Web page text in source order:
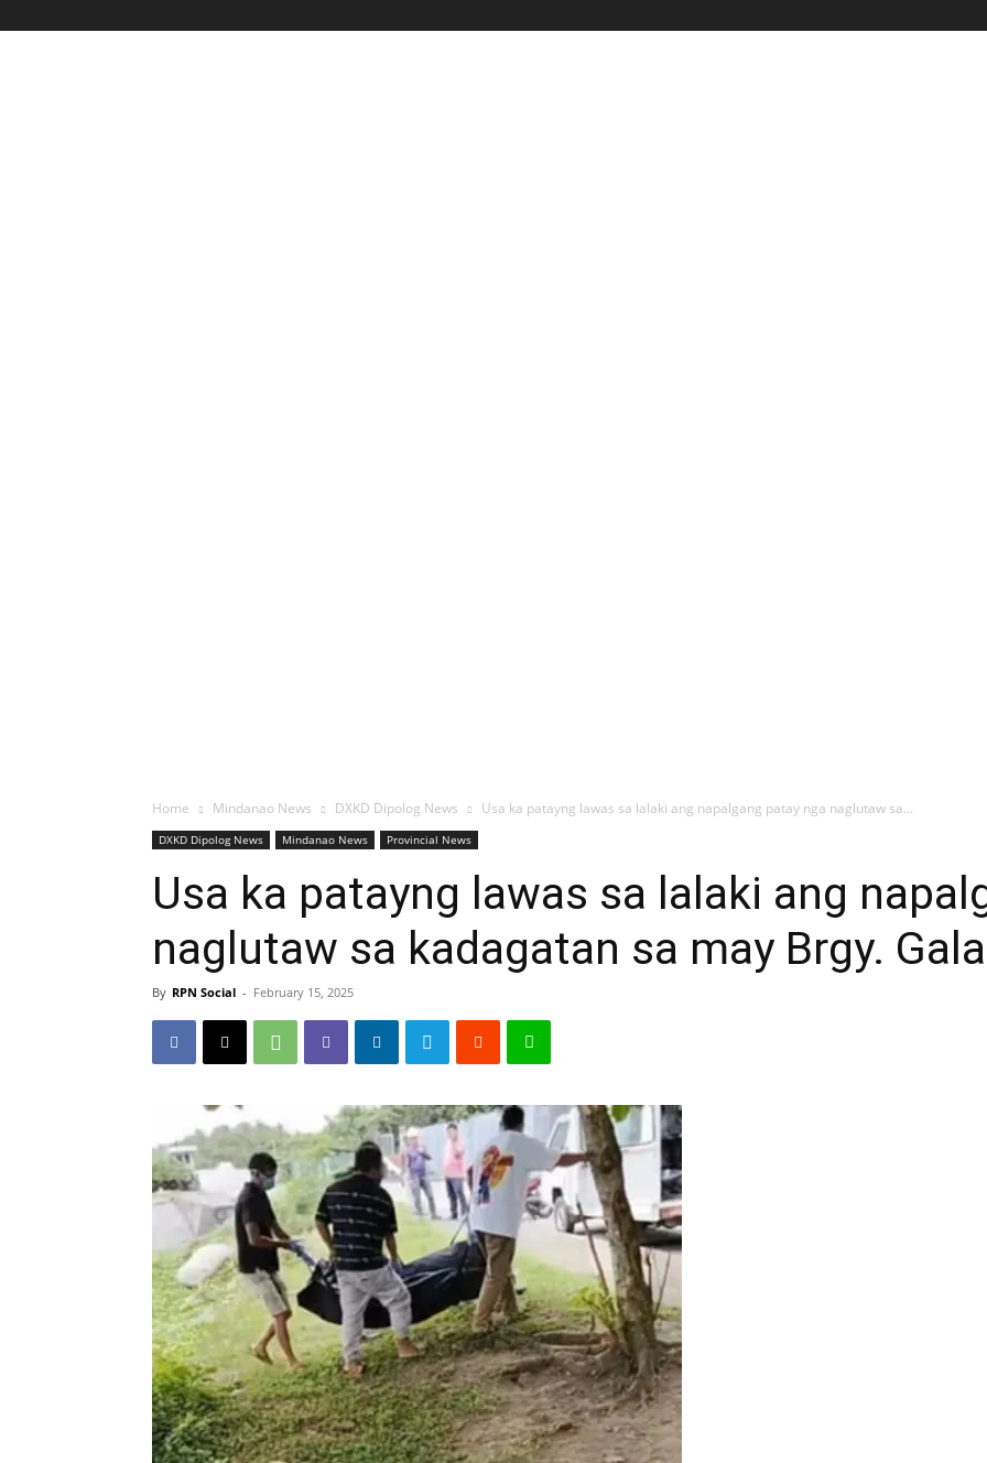
Home Mindanao News DXKD Dipolog News Usa ka patayng lawas sa lalaki ang napalgang patay nga naglutaw sa...
DXKD Dipolog News Mindanao News Provincial News
Usa ka patayng lawas sa lalaki ang
naglutaw sa kadagatan sa may Brgy.
By RPN Social - February 15, 2025